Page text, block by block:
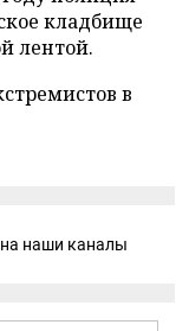
кладбище
лентой.
в
наши каналы